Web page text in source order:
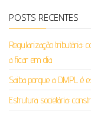
POSTS RECENTES
Regularização tributária:
a ficar em dia
Saiba porque a DMPL é
Estrutura societária: